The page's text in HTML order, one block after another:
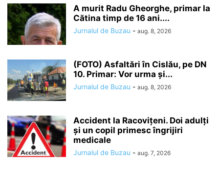
A murit Radu Gheorghe, primar la
Cătina timp de 16 ani....
Jurnalul de Buzau - aug. 8, 2026
(FOTO) Asfaltări în Cislău, pe DN
10. Primar: Vor urma și...
Jurnalul de Buzau - aug. 8, 2026
Accident la Racovițeni. Doi adulți
și un copil primesc îngrijiri
medicale
Jurnalul de Buzau - aug. 7, 2026